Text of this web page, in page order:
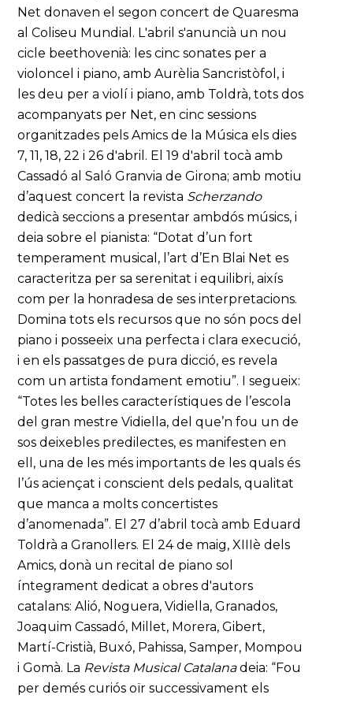
Net donaven el segon concert de Quaresma
al Coliseu Mundial. L'abril s'anuncià un nou
cicle beethovenià: les cinc sonates per a
violoncel i piano, amb Aurèlia Sancristòfol, i
les deu per a violí i piano, amb Toldrà, tots dos
acompanyats per Net, en cinc sessions
organitzades pels Amics de la Música els dies
7, 11, 18, 22 i 26 d'abril. El 19 d'abril tocà amb
Cassadó al Saló Granvia de Girona; amb motiu
d’aquest concert la revista Scherzando
dedicà seccions a presentar ambdós músics, i
deia sobre el pianista: “Dotat d’un fort
temperament musical, l’art d’En Blai Net es
caracteritza per sa serenitat i equilibri, aixís
com per la honradesa de ses interpretacions.
Domina tots els recursos que no són pocs del
piano i posseeix una perfecta i clara execució,
i en els passatges de pura dicció, es revela
com un artista fondament emotiu”. I segueix:
“Totes les belles característiques de l’escola
del gran mestre Vidiella, del que’n fou un de
sos deixebles predilectes, es manifesten en
ell, una de les més importants de les quals és
l’ús aciençat i conscient dels pedals, qualitat
que manca a molts concertistes
d’anomenada”. El 27 d’abril tocà amb Eduard
Toldrà a Granollers. El 24 de maig, XIIIè dels
Amics, donà un recital de piano sol
íntegrament dedicat a obres d'autors
catalans: Alió, Noguera, Vidiella, Granados,
Joaquim Cassadó, Millet, Morera, Gibert,
Martí-Cristià, Buxó, Pahissa, Samper, Mompou
i Gomà. La Revista Musical Catalanadeia: “Fou
per demés curiós oïr successivament els